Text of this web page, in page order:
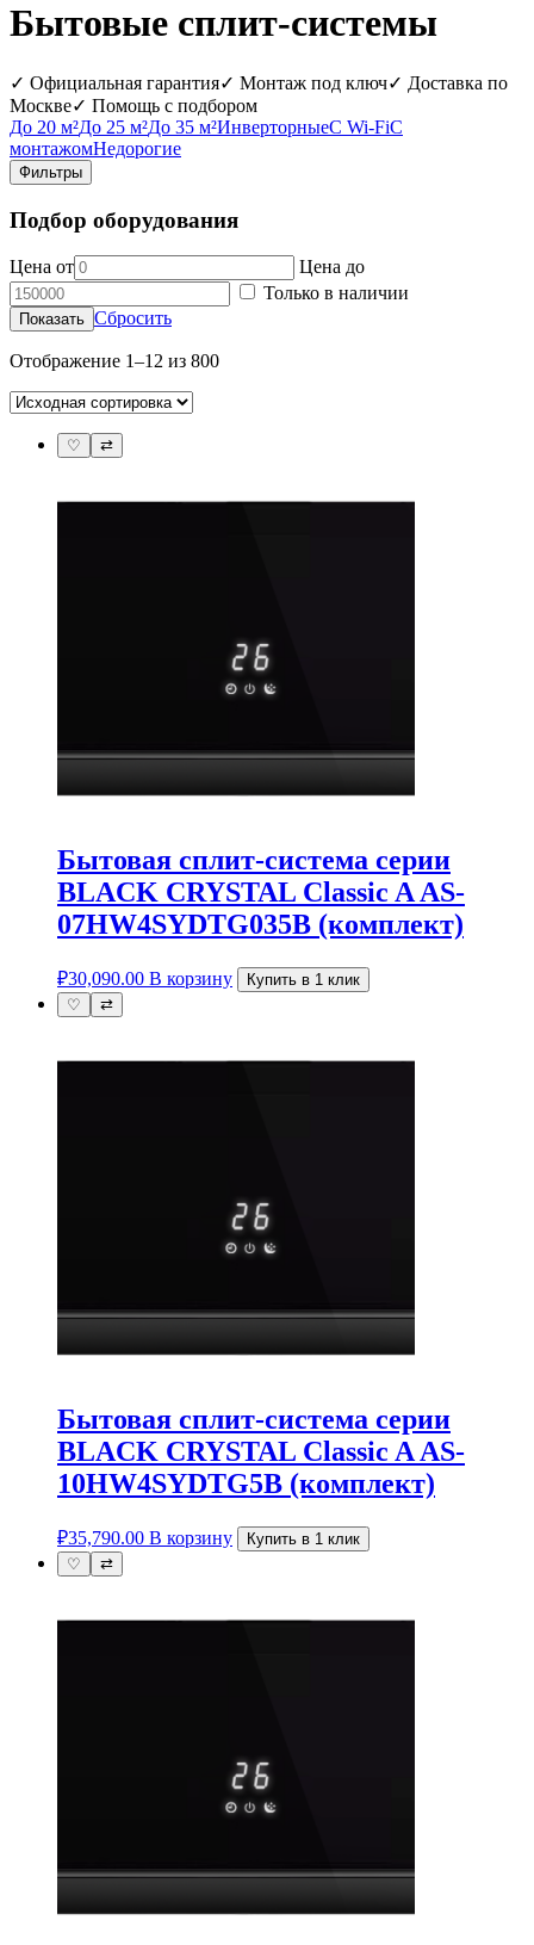
Бытовые сплит-системы
✓ Официальная гарантия✓ Монтаж под ключ✓ Доставка по
Москве✓ Помощь с подбором
До 20 м²До 25 м²До 35 м²ИнверторныеС Wi‑FiС
монтажомНедорогие
Фильтры
Подбор оборудования
Цена от
Цена до
Только в наличии
Показать Сбросить
Отображение 1–12 из 800
♡ ⇄
Бытовая сплит-система серии
BLACK CRYSTAL Classic A AS-
07HW4SYDTG035В (комплект)
₽30,090.00 В корзину
Купить в 1 клик
♡
⇄
Бытовая сплит-система серии
BLACK CRYSTAL Classic A AS-
10HW4SYDTG5B (комплект)
₽35,790.00 В корзину
Купить в 1 клик
♡
⇄